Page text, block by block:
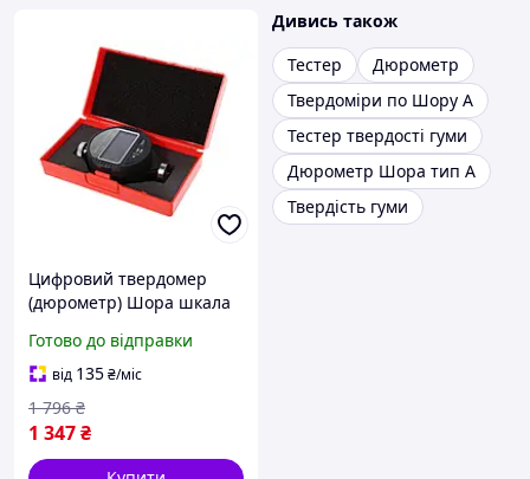
Цифровий твердомер
(дюрометр) Шора шкала
Готово до відправки
від 135₴/міс
1 347₴
1 796 ₴
Дивись також
Тестер
Дюрометр
Твердоміри по Шору А
Тестер твердості гуми
Дюрометр Шора тип А
Твердість гуми